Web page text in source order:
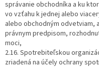
správanie obchodníka a ku
vo vzťahu k jednej alebo
alebo obchodným odvetviam,
právnym predpisom,
moci,
2.16. Spotrebiteľskou
zriadená na účely ochrany